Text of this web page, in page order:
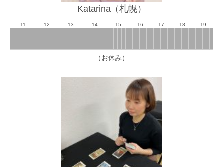
Katarina（札幌）
11 12 13 14 15 16 17 18 19
（お休み）